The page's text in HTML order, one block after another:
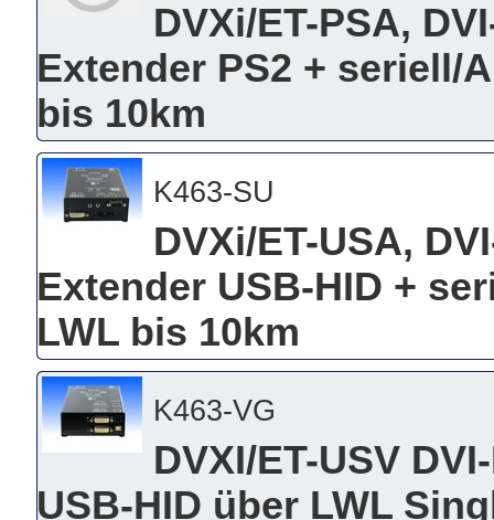
DVXi/ET-PSA,
Extender PS2 + seriell/
bis 10km
K463-SU
DVXi/ET-USA,
Extender USB-HID +
LWL bis 10km
K463-VG
DVXI/ET-USV
USB-HID über LWL